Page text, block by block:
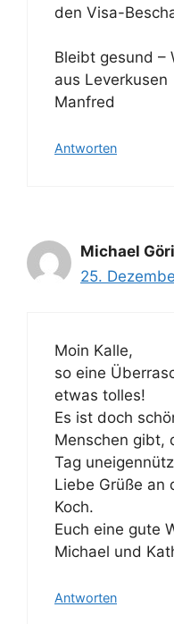
den Visa-
Bleibt gesund –
aus Leverkusen
Manfred
Antworten
Michael
25.
Moin Kalle,
so eine
etwas tolles!
Es ist doch
Menschen gibt,
Tag
Liebe Grüße an
Koch.
Euch eine gute
Michael und
Antworten